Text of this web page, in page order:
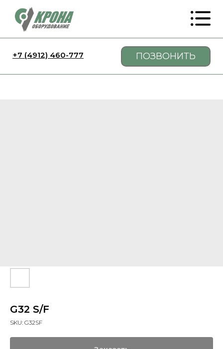
+7 (4912) 460-777 ПОЗВОНИТЬ
G32 S/F
SKU: G32SF